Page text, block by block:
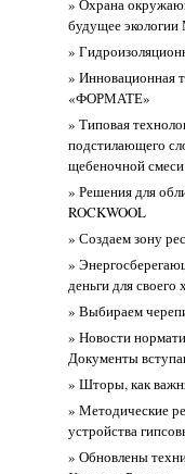
» Охрана
будущее
»
» Инновационная
«ФОРМАТЕ»
» Типовая
подстилающего
щебеночной смеси
» Решения для
ROCKWOOL
» Создаем зону
»
деньги для своего
» Выбираем
» Новости
Документы
» Шторы, как
» Методические
устройства
» Обновлены